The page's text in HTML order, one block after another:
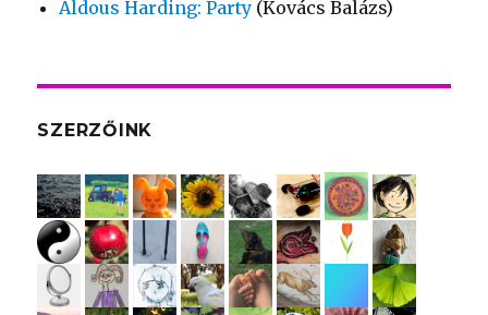
Aldous Harding: Party (Kovács Balázs)
SZERZŐINK